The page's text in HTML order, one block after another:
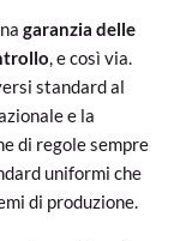
garanzia delle
, e così via.
standard al
e la
di regole sempre
uniformi che
di produzione.